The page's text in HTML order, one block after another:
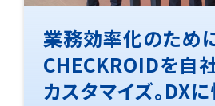
業務効率化のため
CHECKROIDを自
カスタマイズ。DX